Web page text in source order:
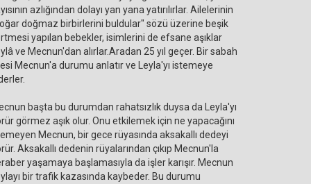
azlığından dolayı yan yana yatırılırlar. Ailelerinin
doğmaz birbirlerini buldular" sözü üzerine beşik
yapılan bebekler, isimlerini de efsane aşıklar
ve Mecnun'dan alırlar.Aradan 25 yıl geçer. Bir sabah
Mecnun'a durumu anlatır ve Leyla'yı istemeye
başta bu durumdan rahatsızlık duysa da Leyla'yı
görmez aşık olur. Onu etkilemek için ne yapacağını
Mecnun, bir gece rüyasında aksakallı dedeyi
Aksakallı dedenin rüyalarından çıkıp Mecnun'la
yaşamaya başlamasıyla da işler karışır. Mecnun
bir trafik kazasında kaybeder. Bu durumu